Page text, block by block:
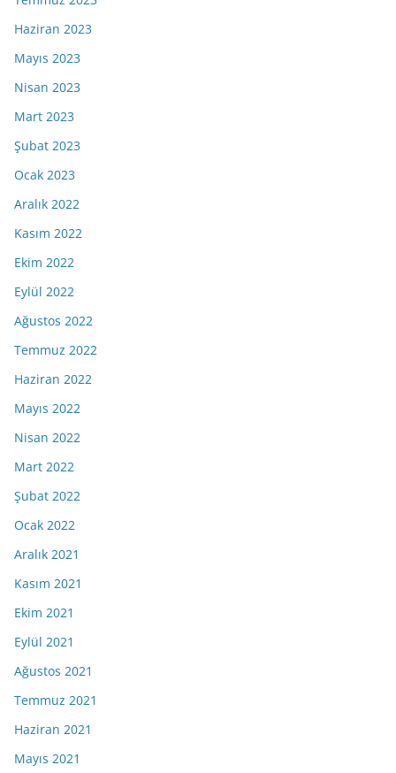
Haziran 2023
Mayıs 2023
Nisan 2023
Mart 2023
Şubat 2023
Ocak 2023
Aralık 2022
Kasım 2022
Ekim 2022
Eylül 2022
Ağustos 2022
Temmuz 2022
Haziran 2022
Mayıs 2022
Nisan 2022
Mart 2022
Şubat 2022
Ocak 2022
Aralık 2021
Kasım 2021
Ekim 2021
Eylül 2021
Ağustos 2021
Temmuz 2021
Haziran 2021
Mayıs 2021